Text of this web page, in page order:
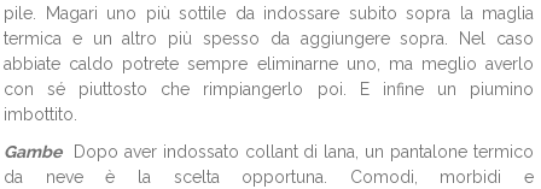
pile. Magari uno più sottile da indossare subito sopra la maglia
termica e un altro più spesso da aggiungere sopra. Nel caso
abbiate caldo potrete sempre eliminarne uno, ma meglio averlo
con sé piuttosto che rimpiangerlo poi. E infine un piumino
imbottito.
GambeDopo aver indossato collant di lana, un pantalone termico
da neve è la scelta opportuna. Comodi, morbidi e